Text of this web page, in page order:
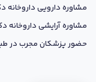
مشاوره دارویی داروخانه
مشاوره آرایشی داروخانه
حضور پزشکان مجرب در